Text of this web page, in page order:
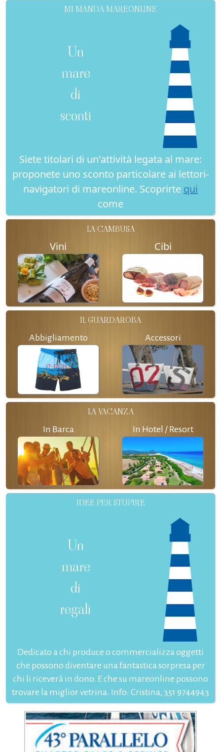
MI MANDA MAREONLINE
Un
mare
di
sconti
Siete titolari di un'attività legata al mare:
proponete uno sconto particolare ai lettori-
navigatori di mareonline. Scoprirte qui
come
LA CAMBUSA
Vini Cibi
IL GUARDAROBA
Abbigliamento Accessori
LA VACANZA
In Barca In Hotel / Resort
IDEE PER STUPIRE
Un
mare
di
regali
Dedicato a chi produce o commercializza oggetti
che possono diventare una fantastica sorpresa per
chi li riceverà in dono. E che su mareonline possono
trovare la miglior vetrina. Info: Cristina, 351 9744943